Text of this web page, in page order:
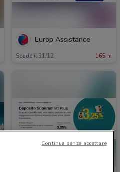
Europ Assistance
Scade il 31/12 165 m
Continua senza accettare